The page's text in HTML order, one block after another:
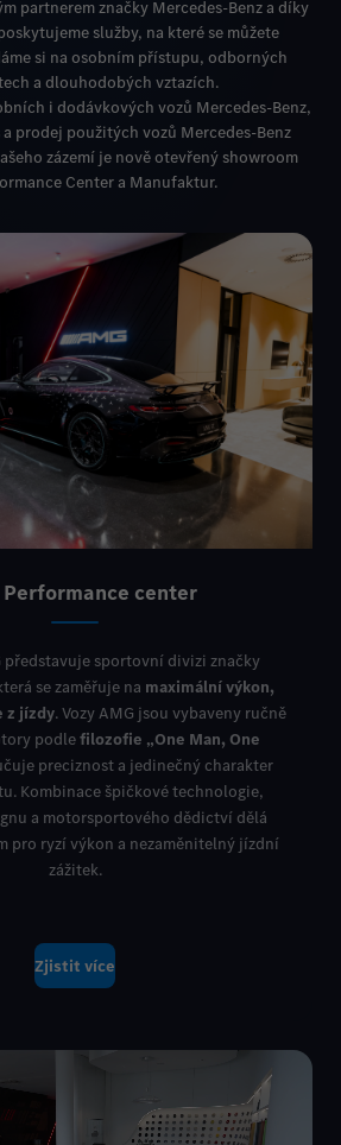
partnerem značky Mercedes-Benz a díky
služby, na které se můžete
si na osobním přístupu, odborných
a dlouhodobých vztazích.
i dodávkových vozů Mercedes-Benz,
prodej použitých vozů Mercedes-Benz
zázemí je nově otevřený showroom
Center a Manufaktur.
Performance center
představuje sportovní divizi značky
se zaměřuje na maximální výkon,
z jízdy. Vozy AMG jsou vybaveny ručně
podlefilozofie „One Man, One
preciznost a jedinečný charakter
Kombinace špičkové technologie,
a motorsportového dědictví dělá
pro ryzí výkon a nezaměnitelný jízdní
zážitek.
Zjistit více